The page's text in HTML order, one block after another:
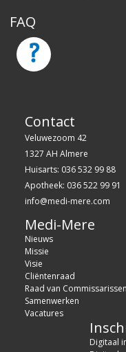
FAQ
Contact
Veluwezoom 42
1327 AH Almere
Huisarts: 036 532 99 88
Apotheek: 036 522 99 91
info@medi-mere.com
Medi-Mere
Nieuws
Missie
Visie
Cliëntenraad
Raad van Commissarissen
Samenwerken
Vacatures
Digitaal